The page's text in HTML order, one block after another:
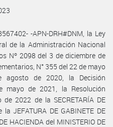
-APN-DRH#DNM, la Ley
de la Administración Nacional
Nº 2098 del 3 de diciembre de
N° 355 del 22 de mayo
de 2020, la Decisión
mayo de 2021, la Resolución
2022 de la SECRETARÍA DE
la JEFATURA DE GABINETE DE
HACIENDA del MINISTERIO DE